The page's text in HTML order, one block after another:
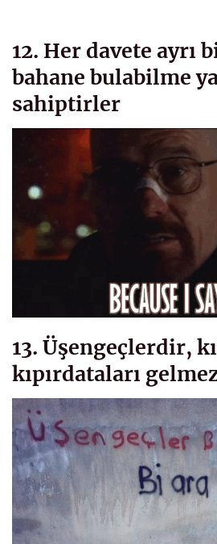
12. Her davete ayrı
bahane bulabilme
sahiptirler
13. Üşengeçlerdir,
kıpırdataları